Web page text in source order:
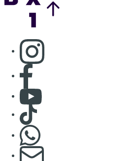
Consulter page Instagram
Consulter page Facebook
Consulter Youtube
Consulter TikTok
S'abonner à notre newsletter